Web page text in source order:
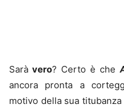
Sarà vero? Certo è che
ancora pronta a
motivo della sua